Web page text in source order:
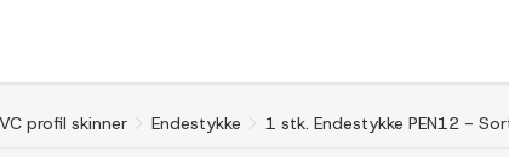
profil skinner Endestykke 1 stk. Endestykke PEN12 -